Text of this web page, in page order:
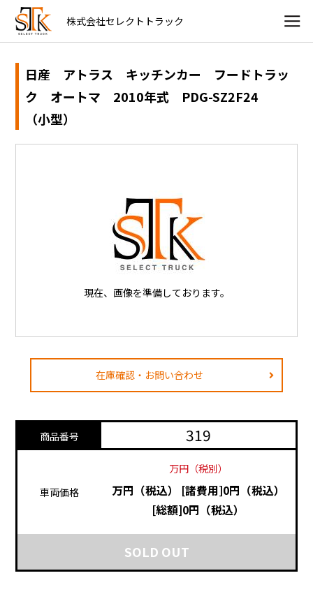
株式会社セレクトトラック
日産 アトラス キッチンカー フードトラッ
ク オートマ 2010年式 PDG-SZ2F24
（小型）
現在、画像を準備しております。
在庫確認・お問い合わせ
商品番号 319
車両価格
万円（税別）
万円（税込）
[諸費用]0円（税込）
[総額]0円（税込）
SOLD OUT